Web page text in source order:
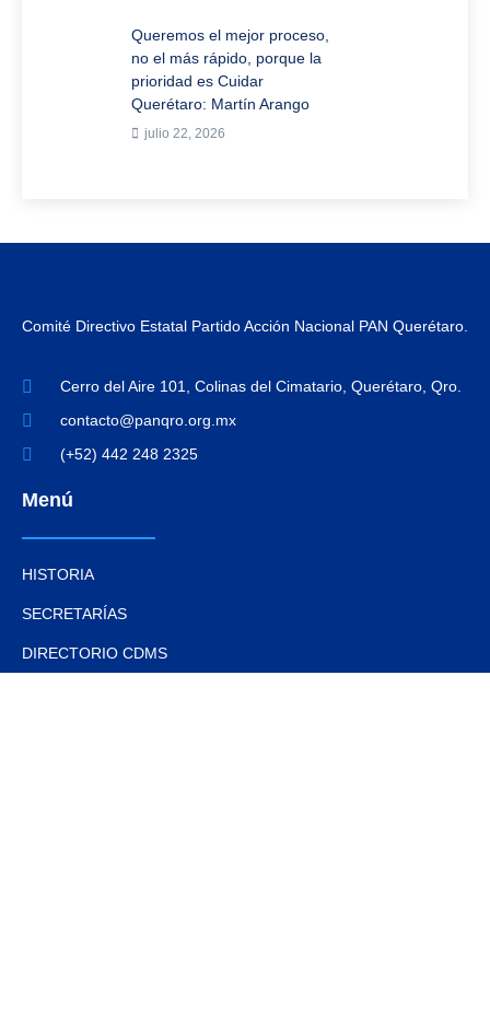
Queremos el mejor proceso,
no el más rápido, porque la
prioridad es Cuidar
Querétaro: Martín Arango
julio 22, 2026
Comité Directivo Estatal Partido Acción Nacional PAN Querétaro.
Cerro del Aire 101, Colinas del Cimatario, Querétaro, Qro.
contacto@panqro.org.mx
(+52) 442 248 2325
Menú
HISTORIA
SECRETARÍAS
DIRECTORIO CDMS